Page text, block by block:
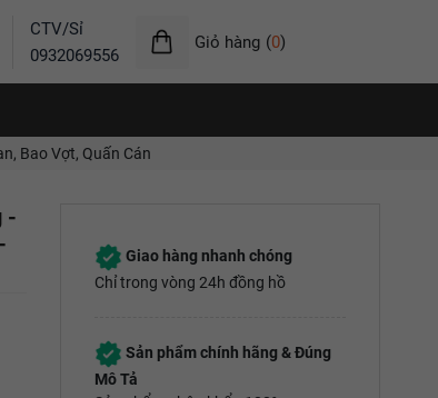
CTV/Sỉ
0932069556
Giỏ hàng (0)
Bao Vợt, Quấn Cán
-
Giao hàng nhanh chóng
Chỉ trong vòng 24h đồng hồ
Sản phẩm chính hãng & Đúng
Mô Tả